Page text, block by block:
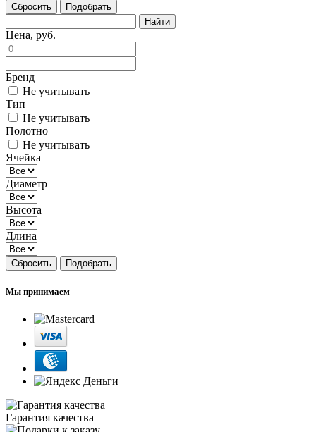
Сбросить Подобрать
Цена, руб.
Бренд
Не учитывать
Тип
Не учитывать
Полотно
Не учитывать
Ячейка
Диаметр
Высота
Длина
Сбросить Подобрать
Мы принимаем
Гарантия качества